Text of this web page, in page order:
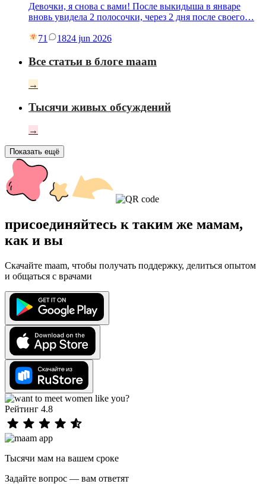
Девочки, я снова с вами! После выкидыша в январе
вновь увидела 2 полосочки, через 2 дня после своего…
71 1824 jun 2026
Все статьи в блоге maam
→
Тысячи живых обсуждений
→
Показать ещё
присоединяйтесь к таким же мамам,
как и вы
Скачайте maam, чтобы получать поддержку, делиться опытом
и общаться с врачами
Рейтинг 4.8
Тысячи мам на вашем сроке
Задайте вопрос — вам ответят